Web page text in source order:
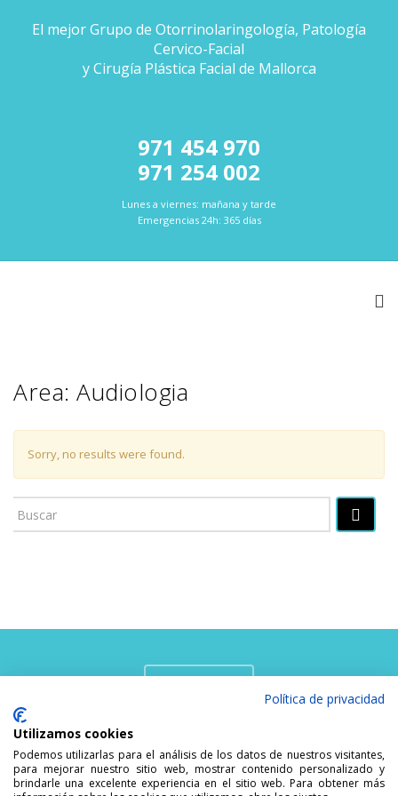
El mejor Grupo de Otorrinolaringología, Patología
Cervico-Facial
y Cirugía Plástica Facial de Mallorca
971 454 970
971 254 002
Lunes a viernes: mañana y tarde
Emergencias 24h: 365 días
Area: Audiologia
Sorry, no results were found.
Política de privacidad
Utilizamos cookies
Podemos utilizarlas para el análisis de los datos de nuestros visitantes,
para mejorar nuestro sitio web, mostrar contenido personalizado y
brindarle una excelente experiencia en el sitio web. Para obtener más